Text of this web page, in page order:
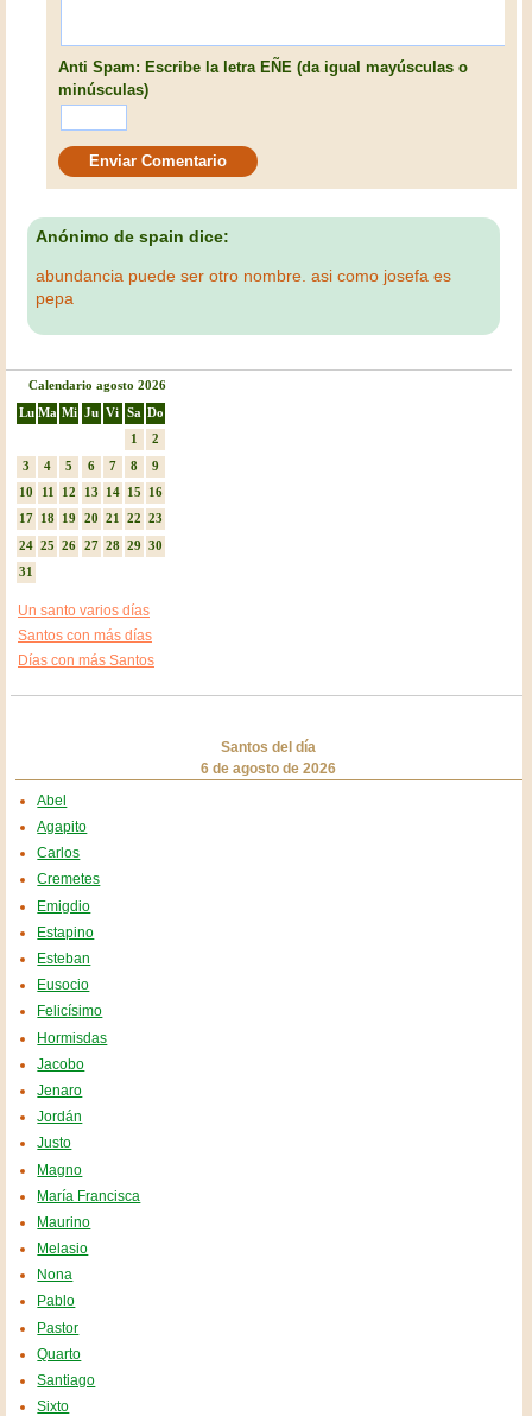
Anti Spam: Escribe la letra EÑE (da igual mayúsculas o
minúsculas)
Anónimo de spain dice:
abundancia puede ser otro nombre. asi como josefa es
pepa
Calendario agosto 2026
Lu Ma Mi Ju Vi Sa Do
1
2
3
4 5 6 7 8
9
10
11 12 13 14 15
16
17 18 19 20 21 22
23
24 25 26 27 28 29
30
31
Un santo varios días
Santos con más días
Días con más Santos
Santos del día
6 de agosto de 2026
Abel
Agapito
Carlos
Cremetes
Emigdio
Estapino
Esteban
Eusocio
Felicísimo
Hormisdas
Jacobo
Jenaro
Jordán
Justo
Magno
María Francisca
Maurino
Melasio
Nona
Pablo
Pastor
Quarto
Santiago
Sixto